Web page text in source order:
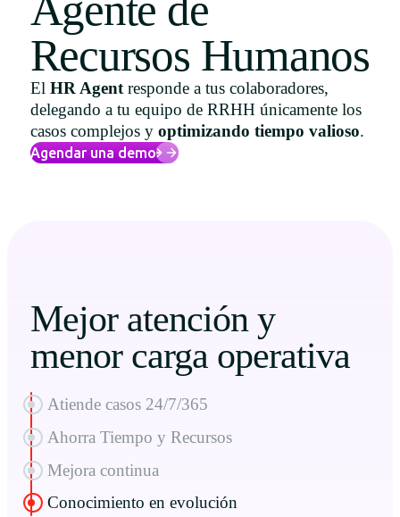
Uruguay
USA
Español
Recursos Humanos
El HR Agentresponde a tus colaboradores,
delegando a tu equipo de RRHH únicamente los
casos complejos y optimizando tiempo valioso.
Agendar una demo
Mejor atención y
menor carga operativa
Atiende casos 24/7/365
Ahorra Tiempo y Recursos
Mejora continua
Conocimiento en evolución